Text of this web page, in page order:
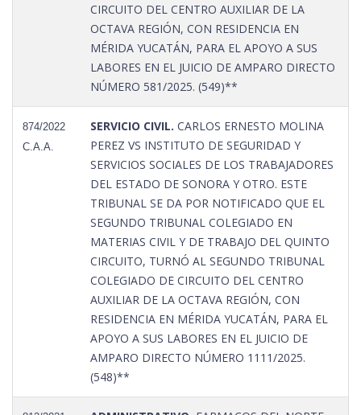
CIRCUITO DEL CENTRO AUXILIAR DE LA
OCTAVA REGIÓN, CON RESIDENCIA EN
MÉRIDA YUCATÁN, PARA EL APOYO A SUS
LABORES EN EL JUICIO DE AMPARO DIRECTO
NÚMERO 581/2025. (549)**
874/2022
C.A.A.
SERVICIO CIVIL. CARLOS ERNESTO MOLINA
PEREZ VS INSTITUTO DE SEGURIDAD Y
SERVICIOS SOCIALES DE LOS TRABAJADORES
DEL ESTADO DE SONORA Y OTRO. ESTE
TRIBUNAL SE DA POR NOTIFICADO QUE EL
SEGUNDO TRIBUNAL COLEGIADO EN
MATERIAS CIVIL Y DE TRABAJO DEL QUINTO
CIRCUITO, TURNÓ AL SEGUNDO TRIBUNAL
COLEGIADO DE CIRCUITO DEL CENTRO
AUXILIAR DE LA OCTAVA REGIÓN, CON
RESIDENCIA EN MÉRIDA YUCATÁN, PARA EL
APOYO A SUS LABORES EN EL JUICIO DE
AMPARO DIRECTO NÚMERO 1111/2025.
(548)**